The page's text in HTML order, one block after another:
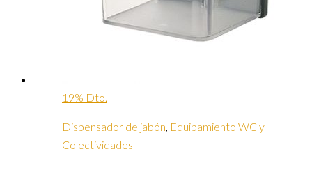
19% Dto.
Dispensador de jabón, Equipamiento WC y
Colectividades